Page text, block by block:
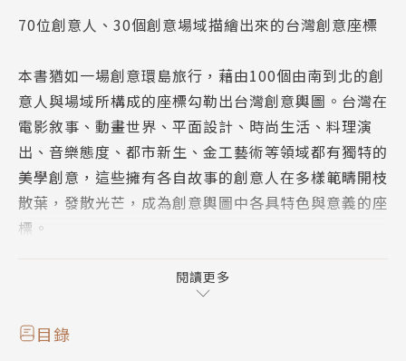
70位創意人、30個創意場域描繪出來的台灣創意座標
本書猶如一場創意環島旅行，藉由100個由南到北的創
意人與場域所構成的座標勾勒出台灣創意輿圖。台灣在
電影敘事、動畫世界、平面設計、時尚生活、料理演
出、音樂態度、都市新生、金工藝術等領域都有獨特的
美學創意，這些擁有各自故事的創意人在多樣範疇開枝
散葉，發散光芒，成為創意輿圖中各具特色與意義的座
標。
在這些創意座標中，La Vie介紹了許多創意人，他們或
許年輕，然能力卻不可小覷，若過去是循序漸進、按部
就班，那他們則是打破成規，從原有領域中創造新的解
閱讀更多
目錄